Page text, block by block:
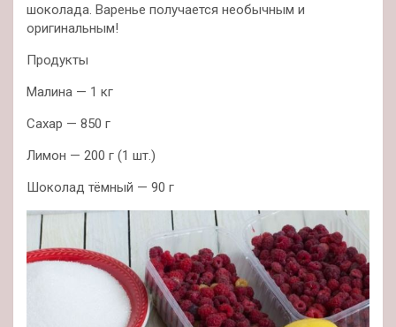
шоколада. Варенье получается необычным и
оригинальным!
Продукты
Малина — 1 кг
Сахар — 850 г
Лимон — 200 г (1 шт.)
Шоколад тёмный — 90 г